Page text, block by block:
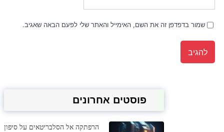
שמור בדפדפן זה את השם, האימייל והאתר שלי לפעם הבאה שאגיב.
פוסטים אחרונים
הרפתקה אל הסלבריטאים על סיפון